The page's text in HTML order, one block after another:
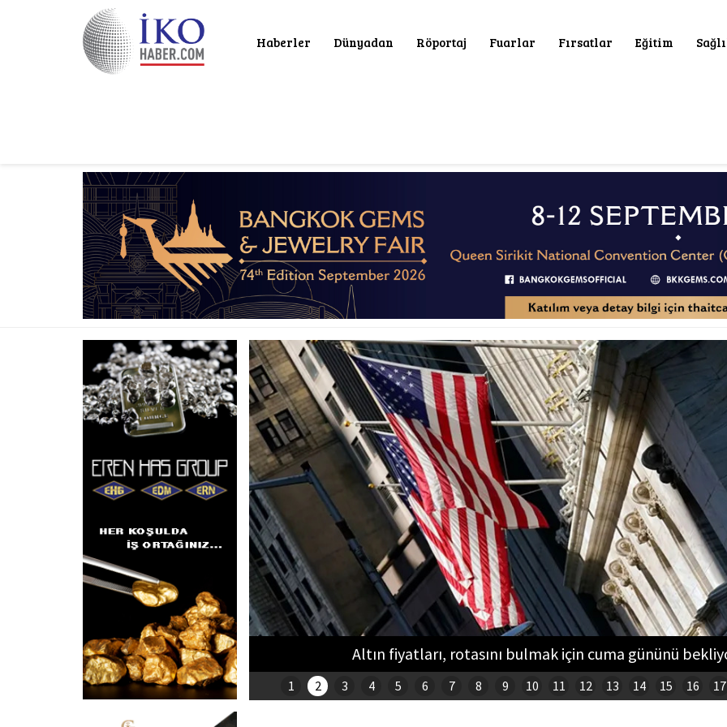
Haberler Dünyadan Röportaj Fuarlar Fırsatlar Eğitim
gününü bekliyor Mücevher ihracatı, temmuz ayında yüzde 6.1 arttı
1 2 3 4 5 6 7 8 9 10 11 12 13 14 15 16 17